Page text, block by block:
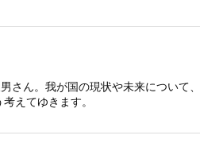
さん。我が国の現状や未来について
えてゆきます。